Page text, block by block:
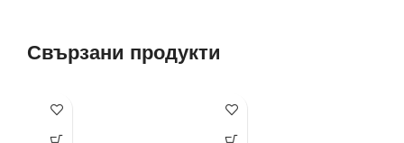
Свързани продукти